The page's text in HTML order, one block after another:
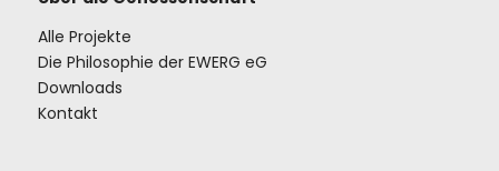
Alle Projekte
Die Philosophie der EWERG eG
Downloads
Kontakt